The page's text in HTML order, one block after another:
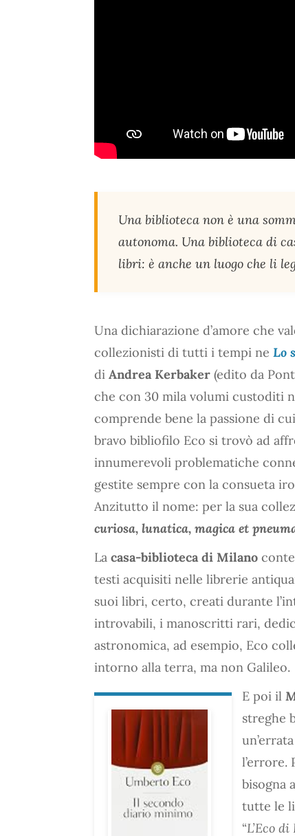
Una biblioteca non è una
autonoma. Una biblioteca di
libri: è anche un luogo che li
Una dichiarazione d’amore che
collezionisti di tutti i tempi ne Lo
di Andrea Kerbaker (edito da
che con 30 mila volumi custoditi
comprende bene la passione di
bravo bibliofilo Eco si trovò ad
innumerevoli problematiche
gestite sempre con la consueta
Anzitutto il nome: per la sua
curiosa, lunatica, magica et
La casa-biblioteca di Milano
testi acquisiti nelle librerie
suoi libri, certo, creati durante
introvabili, i manoscritti rari,
astronomica, ad esempio, Eco
intorno alla terra, ma non Galileo.
E poi il
streghe
l’errore.
bisogna
tutte le
“L’Eco di